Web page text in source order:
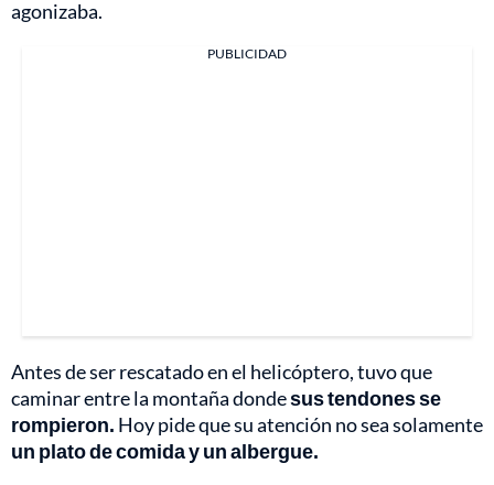
agonizaba.
PUBLICIDAD
Antes de ser rescatado en el helicóptero, tuvo que
caminar entre la montaña dondesus tendones se
rompieron. Hoy pide que su atención no sea solamente
un plato de comida y un albergue.